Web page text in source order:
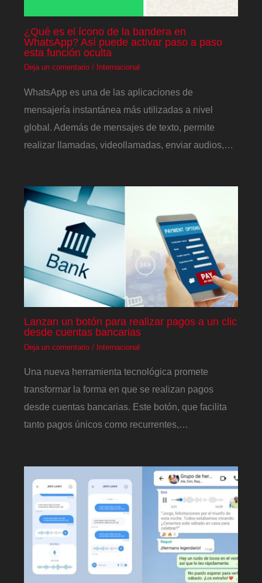
¿Qué es el ícono de la bandera en
WhatsApp? Así puede activar paso a paso
esta función oculta
Deja un comentario / Internacional
WhatsApp es una de las aplicaciones de
mensajería instantánea más utilizadas a nivel
global. Además de mensajes de texto, permite
realizar llamadas, videollamadas, enviar audios,…
Lanzan un botón para realizar pagos a un clic
desde cuentas bancarias
Deja un comentario / Internacional
Una nueva herramienta tecnológica promete
transformar la forma en que se realizan pagos
desde cuentas bancarias. Este botón, que facilita
tanto pagos únicos como recurrentes,…